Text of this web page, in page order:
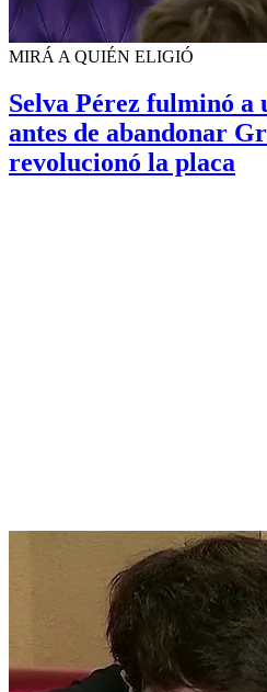
MIRÁ A QUIÉN ELIGIÓ
Selva Pérez fulminó a
antes de abandonar
revolucionó la placa